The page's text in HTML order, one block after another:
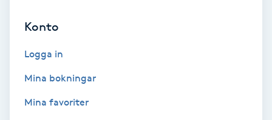
Spa-pedikyr
Konto
Logga in
Mina bokningar
Mina favoriter